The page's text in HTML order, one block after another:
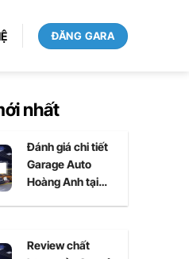
ĐĂNG GARA
nhất
Đánh giá chi tiết
Garage Auto
Hoàng Anh tại
Review chất